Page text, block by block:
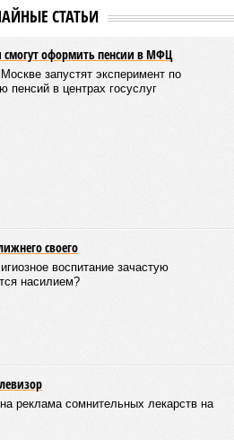
«Упорное нежелание
террористами откровенно
изумляется политолог
Алексей
произойти, чтобы это всё-
этому простому и
в элиту
а «кто». Накануне в Вене
политиков и управленцев
бы назвать их точнее-то? –
некоторые догадки –
Киева, убившие наших
то чтобы незамеченными – не
полос, скажем так.
о том, что на секретных
представлял Александр
невесёлая,
Дарья Митина. –Волошин
ельцинской «семьи»,